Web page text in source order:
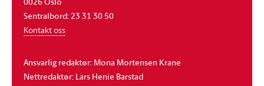
Sentralbord: 23 31 30 50
Kontakt oss
Ansvarlig redaktør: Mona Mortensen Krane
Nettredaktør: Lars Henie Barstad